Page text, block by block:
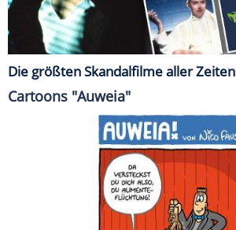
Die größten Skandalfilme aller Zeiten
Cartoons "Auweia"